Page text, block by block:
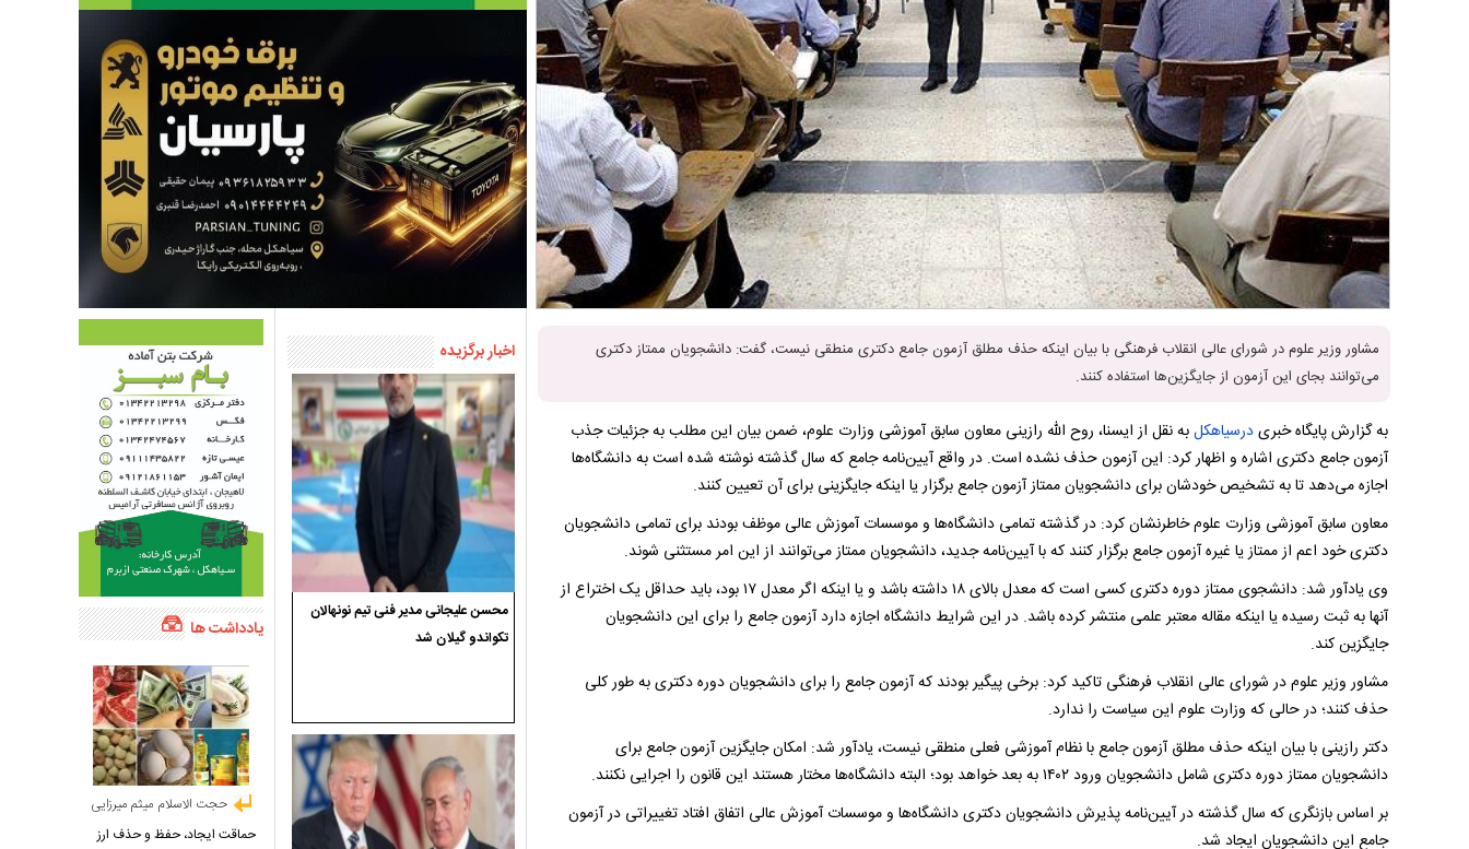
مشاور وزیر علوم در شورای عالی انقلاب فرهنگی با بیان اینکه حذف مطلق آزمون جامع دکتری منطقی نیست، گفت: دانشجویان ممتاز دکتری
می‌توانند بجای این آزمون از جایگزین‌ها استفاده کنند.
به گزارش پایگاه خبریدرسیاهکلبه نقل از ایسنا، روح الله رازینی معاون سابق آموزشی وزارت علوم، ضمن بیان این مطلب به جزئیات جذب
آزمون جامع دکتری اشاره و اظهار کرد: این آزمون حذف نشده است. در واقع آیین‌نامه جامع‌ که سال گذشته نوشته شده است به دانشگاه‌ها
اجازه می‌دهد تا به تشخیص خودشان برای دانشجویان ممتاز آزمون جامع برگزار یا اینکه جایگزینی برای آن تعیین کنند.
معاون سابق آموزشی وزارت علوم خاطرنشان کرد: در گذشته تمامی دانشگاه‌ها و موسسات آموزش عالی موظف بودند برای تمامی دانشجویان
دکتری خود اعم از ممتاز یا غیره آزمون جامع برگزار کنند که با آیین‌نامه جدید، دانشجویان ممتاز می‌توانند از این امر مستثنی شوند.
وی یادآور شد: دانشجوی ممتاز دوره دکتری کسی است که معدل بالای ۱۸ داشته باشد و یا اینکه اگر معدل ۱۷ بود، باید حداقل یک اختراع از
آنها به ثبت رسیده یا اینکه مقاله معتبر علمی منتشر کرده باشد. در این شرایط دانشگاه اجازه دارد آزمون جامع را برای این دانشجویان
جایگزین کند.
مشاور وزیر علوم در شورای عالی انقلاب فرهنگی تاکید کرد: برخی پیگیر بودند که آزمون جامع را برای دانشجویان دوره دکتری به طور کلی
حذف کنند؛ در حالی که وزارت علوم این سیاست را ندارد.
دکتر رازینی با بیان اینکه حذف مطلق آزمون جامع با نظام آموزشی فعلی منطقی نیست، یادآور شد: امکان جایگزین آزمون جامع برای
دانشجویان ممتاز دوره دکتری شامل دانشجویان ورود ۱۴۰۲ به بعد خواهد بود؛ البته دانشگاه‌ها مختار هستند این قانون را اجرایی نکنند.
بر اساس بازنگری که سال گذشته در آیین‌نامه پذیرش دانشجویان دکتری دانشگاه‌ها و موسسات آموزش عالی اتفاق افتاد تغییراتی در آزمون
جامع این دانشجویان ایجاد شد.
اخبار برگزیده
محسن علیجانی مدیر فنی تیم نونهالان
تکواندو گیلان شد
یادداشت ها
حجت الاسلام میثم میرزایی
حماقت ایجاد، حفظ و حذف ارز